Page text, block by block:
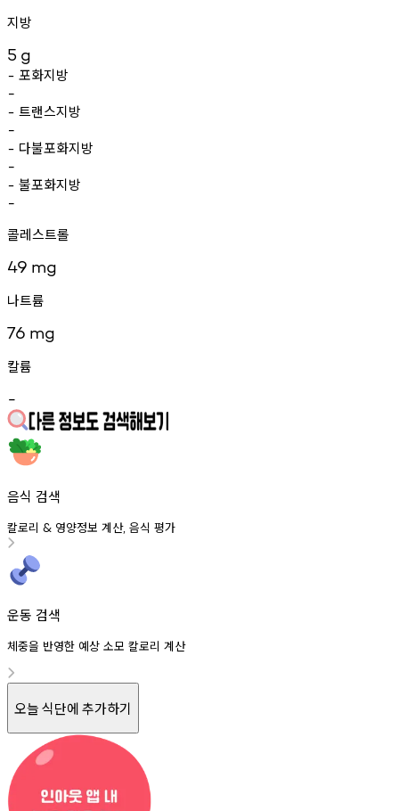
지방
5 g
- 포화지방
-
- 트랜스지방
-
- 다불포화지방
-
- 불포화지방
-
콜레스트롤
49 mg
나트륨
76 mg
칼륨
-
음식 검색
칼로리 & 영양정보 계산, 음식 평가
운동 검색
체중을 반영한 예상 소모 칼로리 계산
오늘 식단에 추가하기